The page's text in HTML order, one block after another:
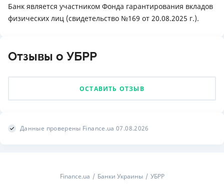
Банк является участником Фонда гарантирования вкладов
физических лиц (свидетельство №169 от 20.08.2025 г.).
Отзывы о УБРР
ОСТАВИТЬ ОТЗЫВ
Данные проверены Finance.ua 07.08.2026
Finance.ua Банки Украины УБРР